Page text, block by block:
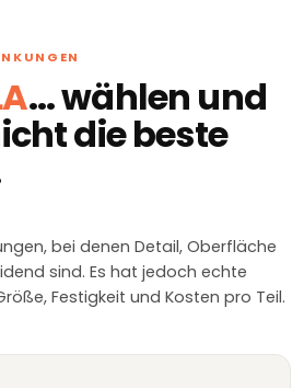
... wählen und
die beste
bei denen Detail, Oberfläche
sind. Es hat jedoch echte
Festigkeit und Kosten pro Teil.